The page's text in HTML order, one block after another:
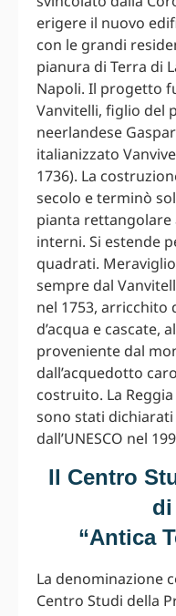
erigere il nuovo
con le grandi
pianura di Terra di
Napoli. Il progetto
Vanvitelli, figlio del
neerlandese
italianizzato
1736). La
secolo e terminò
pianta
interni. Si estende
quadrati.
sempre dal
nel 1753, arricchito
d’acqua e cascate,
proveniente dal
dall’acquedotto
costruito. La
sono stati
dall’UNESCO nel
Il Centro
di
“Antica
La denominazione
Centro Studi della